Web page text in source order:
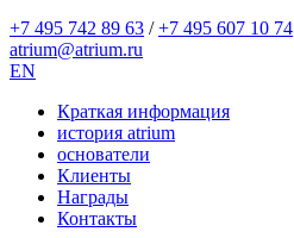
+7 495 742 89 63 / +7 495 607 10 74
atrium@atrium.ru
EN
Краткая информация
история atrium
основатели
Клиенты
Награды
Контакты